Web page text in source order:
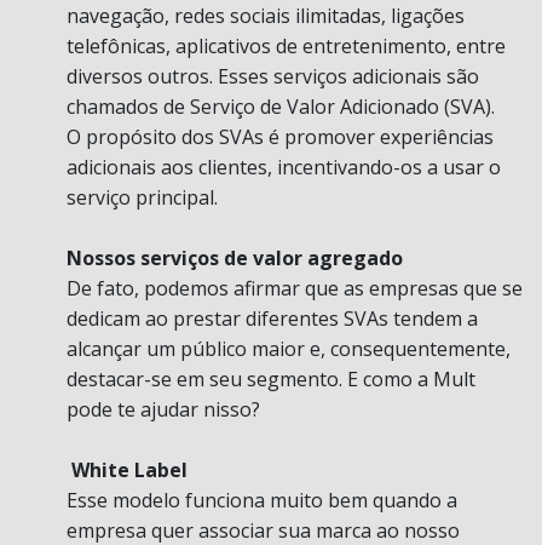
navegação, redes sociais ilimitadas, ligações
telefônicas, aplicativos de entretenimento, entre
diversos outros. Esses serviços adicionais são
chamados de Serviço de Valor Adicionado (SVA).
O propósito dos SVAs é promover experiências
adicionais aos clientes, incentivando-os a usar o
serviço principal.
Nossos serviços de valor agregado
De fato, podemos afirmar que as empresas que se
dedicam ao prestar diferentes SVAs tendem a
alcançar um público maior e, consequentemente,
destacar-se em seu segmento. E como a Mult
pode te ajudar nisso?
White Label
Esse modelo funciona muito bem quando a
empresa quer associar sua marca ao nosso